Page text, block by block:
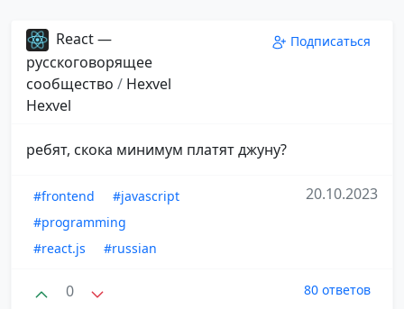
React —
русскоговорящее
сообщество / Hexvel
Hexvel
Подписаться
ребят, скока минимум платят джуну?
#frontend
#javascript
#programming
#react.js
#russian
20.10.2023
0 80 ответов